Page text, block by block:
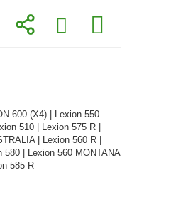
600 (X4) | Lexion 550
510 | Lexion 575 R |
| Lexion 560 R |
580 | Lexion 560 MONTANA
585 R